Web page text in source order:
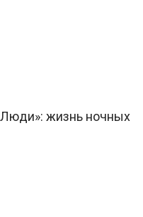
жизнь ночных